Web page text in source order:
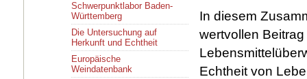
Schwerpunktlabor Baden-
Württemberg
Die Untersuchung auf
Herkunft und Echtheit
Europäische
Weindatenbank
In diesem
wertvollen
Echtheit von